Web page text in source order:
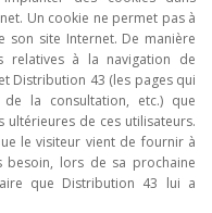
Un cookie ne permet pas à
son site Internet. De manière
relatives à la navigation de
Distribution 43 (les pages qui
la consultation, etc.) que
de ces utilisateurs.
le visiteur vient de fournir à
besoin, lors de sa prochaine
que Distribution 43 lui a